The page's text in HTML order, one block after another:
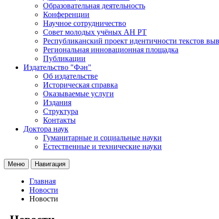
Образовательная деятельность
Конференции
Научное сотрудничество
Совет молодых учёных АН РТ
Республиканский проект идентичности текстов
Региональная инновационная площадка
Публикации
Издательство "Фән"
Об издательстве
Историческая справка
Оказываемые услуги
Издания
Структура
Контакты
Доктора наук
Гуманитарные и социальные науки
Естественные и технические науки
Меню Навигация
Главная
Новости
Новости